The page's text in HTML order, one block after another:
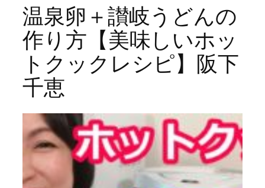
温泉卵＋讃岐うどんの
作り方【美味しいホッ
トクックレシピ】阪下
千恵